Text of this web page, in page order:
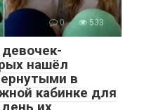
0 533
нашёл
в
кабинке для